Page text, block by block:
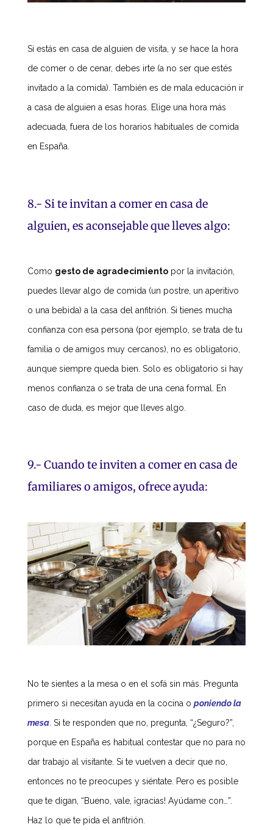
Si estás en casa de alguien de visita, y se hace la hora
de comer o de cenar, debes irte (a no ser que estés
invitado a la comida). También es de mala educación ir
a casa de alguien a esas horas. Elige una hora más
adecuada, fuera de los horarios habituales de comida
en España.
8.- Si te invitan a comer en casa de
alguien, es aconsejable que lleves algo:
Como gesto de agradecimientopor la invitación,
puedes llevar algo de comida (un postre, un aperitivo
o una bebida) a la casa del anfitrión. Si tienes mucha
confianza con esa persona (por ejemplo, se trata de tu
familia o de amigos muy cercanos), no es obligatorio,
aunque siempre queda bien. Solo es obligatorio si hay
menos confianza o se trata de una cena formal. En
caso de duda, es mejor que lleves algo.
9.- Cuando te inviten a comer en casa de
familiares o amigos, ofrece ayuda:
No te sientes a la mesa o en el sofá sin más. Pregunta
primero si necesitan ayuda en la cocina o poniendo la
mesa. Si te responden que no, pregunta, “¿Seguro?”,
porque en España es habitual contestar que no para no
dar trabajo al visitante. Si te vuelven a decir que no,
entonces no te preocupes y siéntate. Pero es posible
que te digan, “Bueno, vale, ¡gracias! Ayúdame con…”.
Haz lo que te pida el anfitrión.